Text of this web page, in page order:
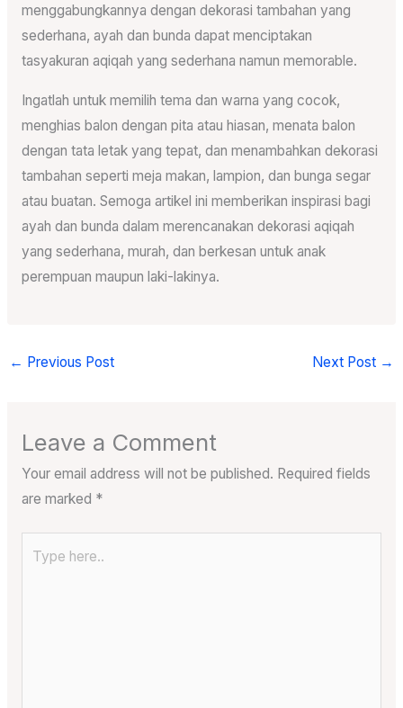
menggabungkannya dengan dekorasi tambahan yang
sederhana, ayah dan bunda dapat menciptakan
tasyakuran aqiqah yang sederhana namun memorable.
Ingatlah untuk memilih tema dan warna yang cocok,
menghias balon dengan pita atau hiasan, menata balon
dengan tata letak yang tepat, dan menambahkan dekorasi
tambahan seperti meja makan, lampion, dan bunga segar
atau buatan. Semoga artikel ini memberikan inspirasi bagi
ayah dan bunda dalam merencanakan dekorasi aqiqah
yang sederhana, murah, dan berkesan untuk anak
perempuan maupun laki-lakinya.
← Previous Post Next Post →
Leave a Comment
Your email address will not be published. Required fields
are marked *
here..